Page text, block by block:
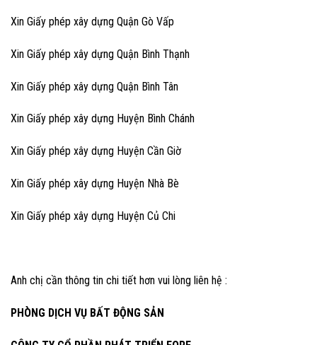
Xin Giấy phép xây dựng Quận Gò Vấp
Xin Giấy phép xây dựng Quận Bình Thạnh
Xin Giấy phép xây dựng Quận Bình Tân
Xin Giấy phép xây dựng Huyện Bình Chánh
Xin Giấy phép xây dựng Huyện Cần Giờ
Xin Giấy phép xây dựng Huyện Nhà Bè
Xin Giấy phép xây dựng Huyện Củ Chi
Anh chị cần thông tin chi tiết hơn vui lòng liên hệ :
PHÒNG DỊCH VỤ BẤT ĐỘNG SẢN